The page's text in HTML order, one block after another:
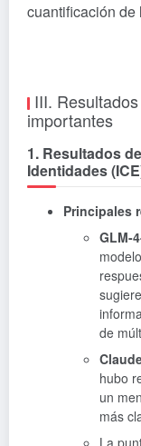
cuantificación de
III.
importantes
1. Resultados
Identidades
Principales
GLM-
de
hubo
un
más